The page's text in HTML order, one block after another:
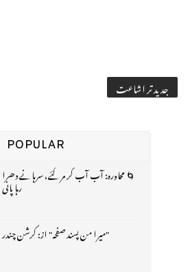
جدید تر اشاعت
POPULAR
🌀 محاورہ: آب آب کر مر گئے، سرہانے دھرا
رہا پانی
"میرا من پسند صفحہ" از: کرشن چندر